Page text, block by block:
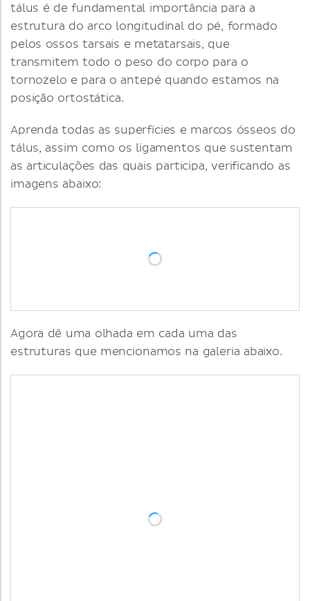
tálus é de fundamental importância para a
estrutura do arco longitudinal do pé, formado
pelos ossos tarsais e metatarsais, que
transmitem todo o peso do corpo para o
tornozelo e para o antepé quando estamos na
posição ortostática.
Aprenda todas as superfícies e marcos ósseos do
tálus, assim como os ligamentos que sustentam
as articulações das quais participa, verificando as
imagens abaixo:
Agora dê uma olhada em cada uma das
estruturas que mencionamos na galeria abaixo.